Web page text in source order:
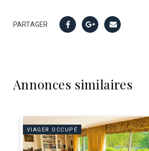
PARTAGER
Annonces similaires
VIAGER OCCUPÉ